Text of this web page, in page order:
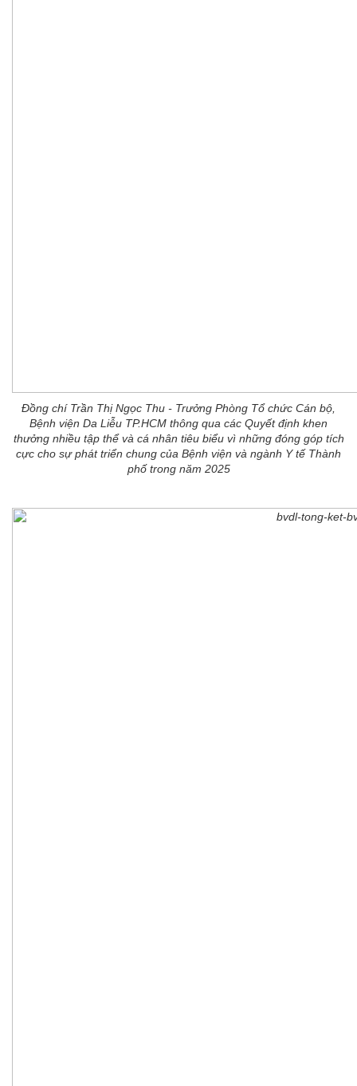
Đồng chí Trần Thị Ngọc Thu - Trưởng Phòng Tổ chức Cán bộ,
Bệnh viện Da Liễu TP.HCM thông qua các Quyết định khen
thưởng nhiều tập thể và cá nhân tiêu biểu vì những đóng góp tích
cực cho sự phát triển chung của Bệnh viện và ngành Y tế Thành
phố trong năm 2025